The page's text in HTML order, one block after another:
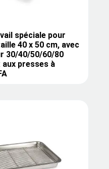
spéciale pour
40 x 50 cm, avec
30/40/50/60/80
presses à